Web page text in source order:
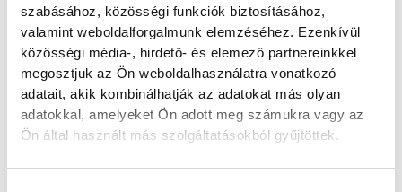
szabásához, közösségi funkciók biztosításához,
valamint weboldalforgalmunk elemzéséhez. Ezenkívül
közösségi média-, hirdető- és elemező partnereinkkel
megosztjuk az Ön weboldalhasználatra vonatkozó
adatait, akik kombinálhatják az adatokat más olyan
adatokkal, amelyeket Ön adott meg számukra vagy az
Ön által használt más szolgáltatásokból gyűjtöttek.
TOVÁBBI CIKKEK
KÖZÉRDEKŰ
Ismét permetezik a